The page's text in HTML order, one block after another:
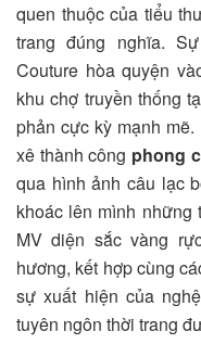
quen thuộc của tiểu
trang đúng nghĩa.
Couture hòa quyện
khu chợ truyền thống
phản cực kỳ mạnh
xê thành công phong
qua hình ảnh câu lạc
khoác lên mình những
MV diện sắc vàng
hương, kết hợp cùng
sự xuất hiện của
tuyên ngôn thời trang